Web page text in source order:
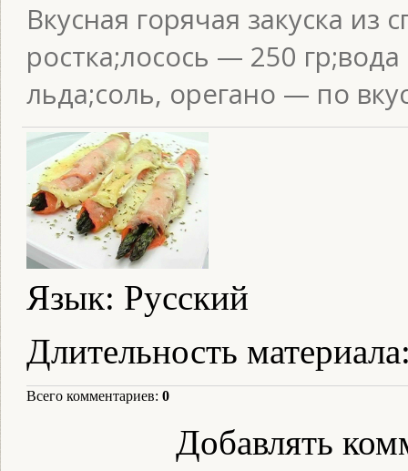
Вкусная горячая закуска
ростка;лосось — 250
льда;соль, орегано — по
Язык: Русский
Длительность материала
Всего комментариев: 0
Добавлять